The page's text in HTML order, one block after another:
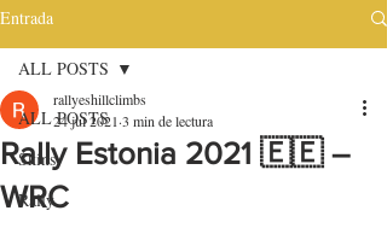
Entrada
ALL POSTS
Skins
Rally
ALL POSTS
Rally Estonia 2021 🇪🇪 –
WRC
rallyeshillclimbs
24 jul 2021 3 min de lectura